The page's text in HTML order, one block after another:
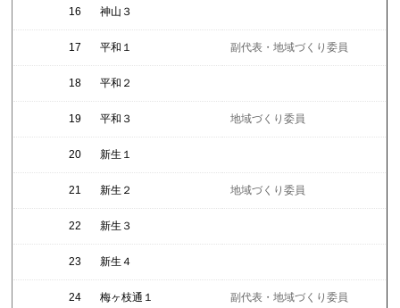
16 神山３
17 平和１ 副代表・地域づくり委員
18 平和２
19 平和３ 地域づくり委員
20 新生１
21 新生２ 地域づくり委員
22 新生３
23 新生４
24 梅ヶ枝通１ 副代表・地域づくり委員